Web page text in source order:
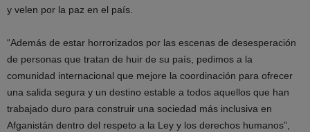
y velen por la paz en el país.
“Además de estar horrorizados por las escenas de desesperación
de personas que tratan de huir de su país, pedimos a la
comunidad internacional que mejore la coordinación para ofrecer
una salida segura y un destino estable a todos aquellos que han
trabajado duro para construir una sociedad más inclusiva en
Afganistán dentro del respeto a la Ley y los derechos humanos”,